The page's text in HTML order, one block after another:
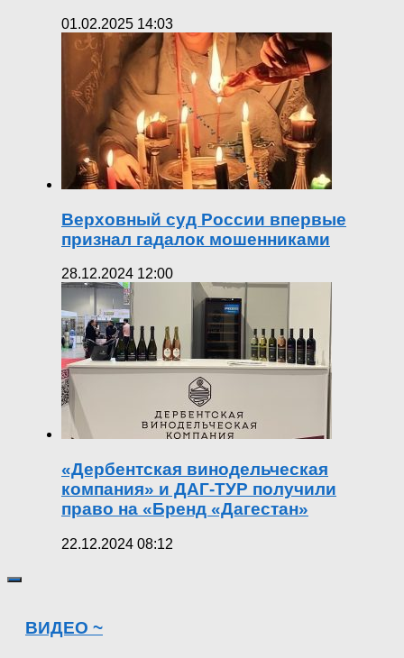
01.02.2025 14:03
Верховный суд России впервые
признал гадалок мошенниками
28.12.2024 12:00
«Дербентская винодельческая
компания» и ДАГ-ТУР получили
право на «Бренд «Дагестан»
22.12.2024 08:12
ВИДЕО ~